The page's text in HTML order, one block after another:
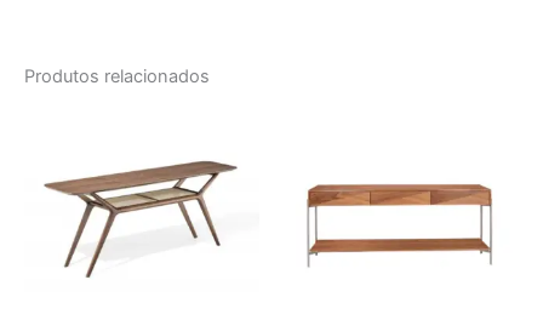
Produtos relacionados